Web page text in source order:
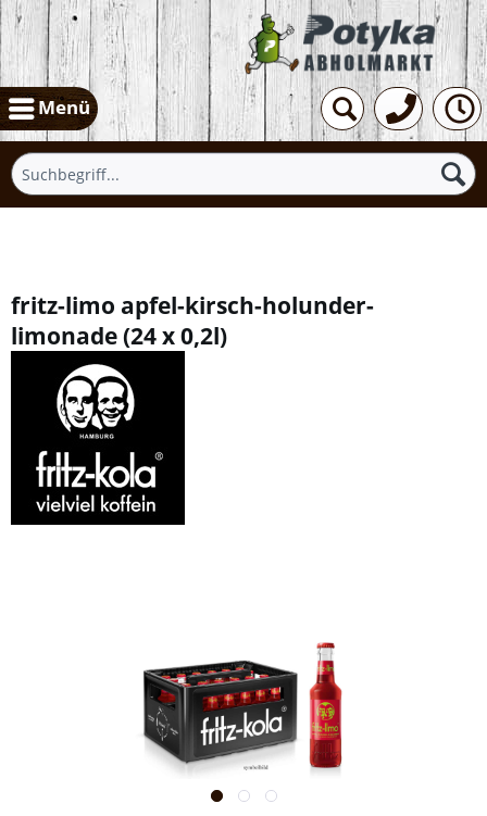
Menü
fritz-limo apfel-kirsch-holunder-
limonade(24 x 0,2l)